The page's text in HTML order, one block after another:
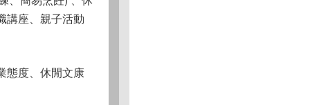
講座、親子活動
態度、休閒文康